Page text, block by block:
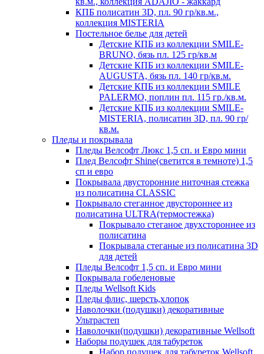
КПБ полисатин 3D, пл. 90 гр/кв.м.,
коллекция MISTERIA
Постельное белье для детей
Детские КПБ из коллекции SMILE-
BRUNO, бязь пл. 125 гр/кв.м
Детские КПБ из коллекции SMILE-
AUGUSTA, бязь пл. 140 гр/кв.м.
Детские КПБ из коллекции SMILE
PALERMO, поплин пл. 115 гр./кв.м.
Детские КПБ из коллекции SMILE-
MISTERIA, полисатин 3D, пл. 90 гр/
кв.м.
Пледы и покрывала
Пледы Велсофт Люкс 1,5 сп. и Евро мини
Плед Велсофт Shine(светится в темноте) 1,5
сп и евро
Покрывала двусторонние ниточная стежка
из полисатина CLASSIC
Покрывало стеганное двустороннее из
полисатина ULTRA(термостежка)
Покрывало стеганое двухстороннее из
полисатина
Покрывала стеганые из полисатина 3D
для детей
Пледы Велсофт 1,5 сп. и Евро мини
Покрывала гобеленовые
Пледы Wellsoft Kids
Пледы флис, шерсть,хлопок
Наволочки (подушки) декоративные
Ультрастеп
Наволочки(подушки) декоративные Wellsoft
Наборы подушек для табуреток
Набор подушек для табуреток Wellsoft